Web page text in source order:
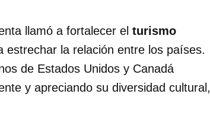
llamó a fortalecer el turismo
estrechar la relación entre los países.
de Estados Unidos y Canadá
y apreciando su diversidad cultural,